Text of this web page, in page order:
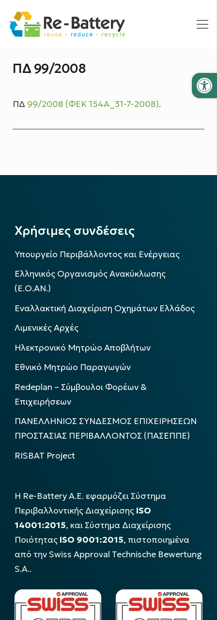
ΠΔ 99/2008
ΠΔ 99/2008 (ΦΕΚ 154Α_31-7-2008).
Χρήσιμες συνδέσεις
Υπουργείο Περιβάλλοντος και Ενέργειας
Ελληνικός Οργανισμός Ανακύκλωσης
(Ε.Ο.ΑΝ.)
Εναλλακτική Διαχείριση Οχημάτων Ελλάδος
Λιμενικές Αρχές
Ηλεκτρονικό Μητρώο Αποβλήτων
Εθνικό Μητρώο Παραγωγών
Redeplan – Σύμβουλοι Φορέων &
Επιχειρήσεων
ΠΑΝΕΛΛΗΝΙΟΣ ΣΥΝΔΕΣΜΟΣ ΕΠΙΧΕΙΡΗΣΕΩΝ
ΠΡΟΣΤΑΣΙΑΣ ΠΕΡΙΒΑΛΛΟΝΤΟΣ (ΠΑΣΕΠΠΕ)
RISBAT Project
Η Re-Battery Α.Ε. εφαρμόζει Σύστημα
Περιβαλλοντικής Διαχείρισης ISO
14001:2015, και Σύστημα Διαχείρισης
Ποιότητας ISO 9001:2015, πιστοποιημένα
από την Swiss Approval Technische Bewertung
S.A..